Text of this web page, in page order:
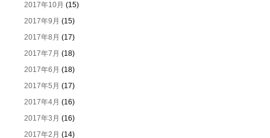
2017年10月 (15)
2017年9月 (15)
2017年8月 (17)
2017年7月 (18)
2017年6月 (18)
2017年5月 (17)
2017年4月 (16)
2017年3月 (16)
2017年2月 (14)